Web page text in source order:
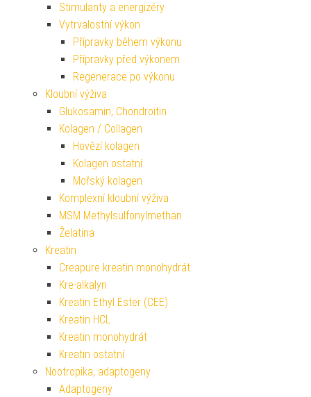
Stimulanty a energizéry
Vytrvalostní výkon
Přípravky během výkonu
Přípravky před výkonem
Regenerace po výkonu
Kloubní výživa
Glukosamin, Chondroitin
Kolagen / Collagen
Hovězí kolagen
Kolagen ostatní
Mořský kolagen
Komplexní kloubní výživa
MSM Methylsulfonylmethan
Želatina
Kreatin
Creapure kreatin monohydrát
Kre-alkalyn
Kreatin Ethyl Ester (CEE)
Kreatin HCL
Kreatin monohydrát
Kreatin ostatní
Nootropika, adaptogeny
Adaptogeny